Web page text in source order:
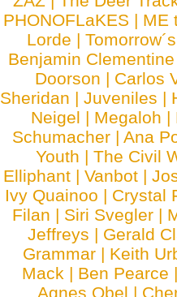
PHONOFLaKES | ME
Lorde |
Benjamin Clementine
Doorson | Carlos
Sheridan |Juveniles |
Neigel | Megaloh |
Schumacher |Ana
Youth | The Civil
Elliphant | Vanbot |
Ivy Quainoo | Crystal
Filan | Siri Svegler |
Jeffreys | Gerald
Grammar | Keith
Mack | Ben Pearce
Agnes Obel |